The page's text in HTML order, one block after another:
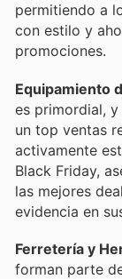
permitiendo a
con estilo y
promociones.
Equipamiento
es primordial,
un top ventas
activamente
Black Friday,
las mejores
evidencia en
Ferretería y
forman parte